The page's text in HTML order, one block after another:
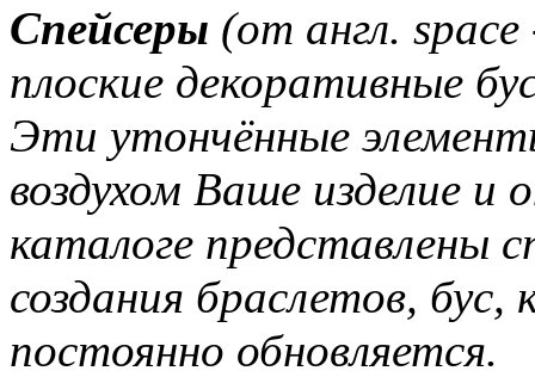
Спейсеры (от англ.
плоские декоративные
Эти утончённые
воздухом Ваше изделие
каталоге представлены
создания браслетов,
постоянно обновляется.